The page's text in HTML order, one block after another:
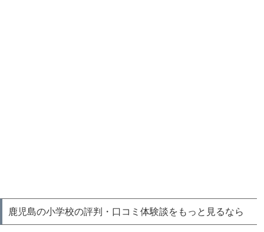
鹿児島の小学校の評判・口コミ体験談をもっと見るなら